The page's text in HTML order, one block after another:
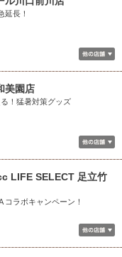
延長！
美園店
！猛暑対策グッズ
LIFE SELECT 足立竹
コラボキャンペーン！